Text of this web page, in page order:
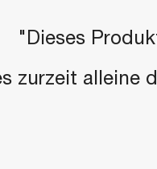
"Dieses
zurzeit alleine